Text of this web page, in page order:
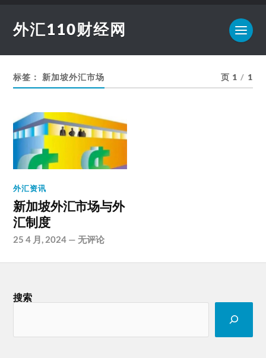
外汇110财经网
标签： 新加坡外汇市场 页 1 / 1
外汇资讯
新加坡外汇市场与外
汇制度
25 4 月, 2024 —无评论
搜索